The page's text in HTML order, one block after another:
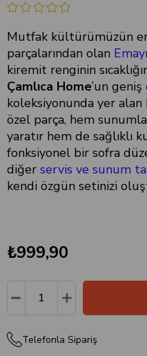
Mutfak kültürümüzün en
parçalarından olan
kiremit renginin
Çamlıca Home’un geniş
koleksiyonunda yer
özel parça, hem
yaratır hem de sağlıklı
fonksiyonel bir sofra
diğer servis ve sunum
kendi özgün setinizi
₺999,90
Telefonla Sipariş